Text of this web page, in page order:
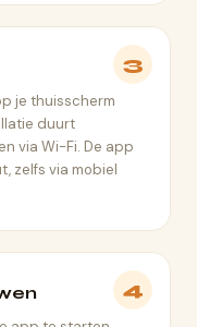
3
je thuisscherm
duurt
via Wi-Fi. De app
zelfs via mobiel
4